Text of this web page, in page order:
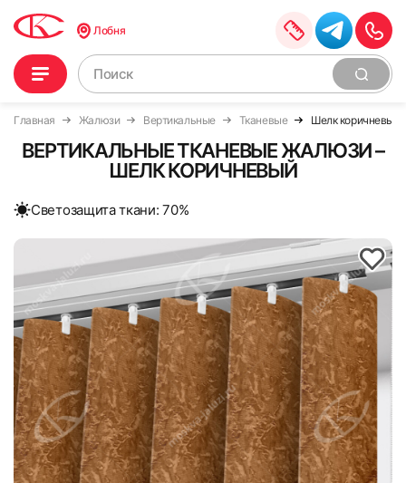
Лобня
Главная Жалюзи Вертикальные Тканевые Шелк коричневый
ВЕРТИКАЛЬНЫЕ ТКАНЕВЫЕ ЖАЛЮЗИ –
ШЕЛК КОРИЧНЕВЫЙ
Cветозащита ткани: 70%